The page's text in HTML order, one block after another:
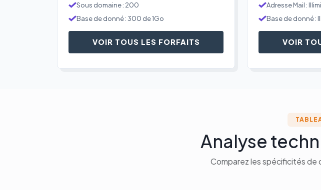
Sous domaine : 200
Base de donné : 300 de 1Go
VOIR TOUS LES FORFAITS
Adresse Mail :
Base de donné :
VOIR
Analyse
Comparez les spécificités de